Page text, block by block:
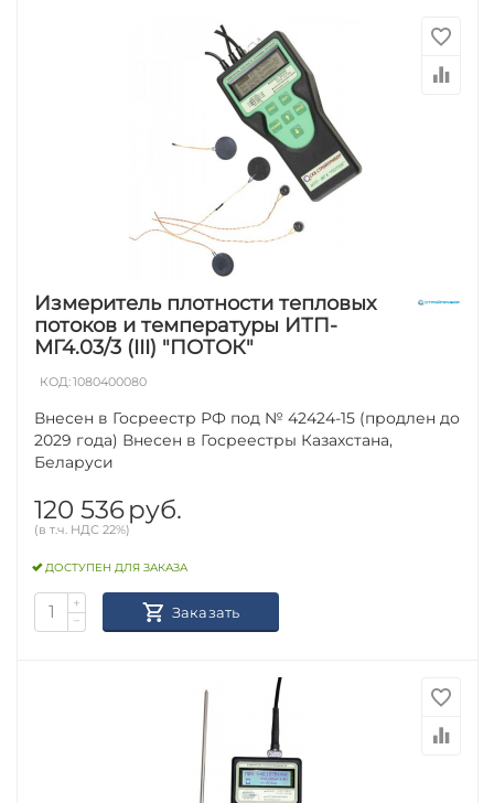
Измеритель плотности тепловых
потоков и температуры ИТП-
МГ4.03/3 (III) "ПОТОК"
КОД:1080400080
Внесен в Госреестр РФ под № 42424-15 (продлен до
2029 года) Внесен в Госреестры Казахстана,
Беларуси
120 536руб.
(в т.ч. НДС 22%)
ДОСТУПЕН ДЛЯ ЗАКАЗА
+
−
Заказать